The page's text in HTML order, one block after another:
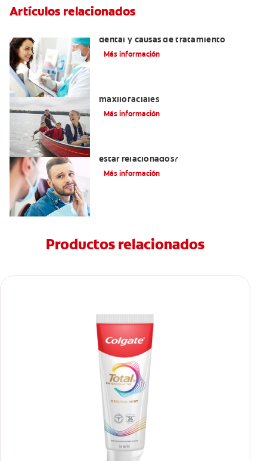
Artículos relacionados
dental y causas de tratamiento
Más información
maxilofaciales
Más información
estar relacionados?
Más información
Productos relacionados